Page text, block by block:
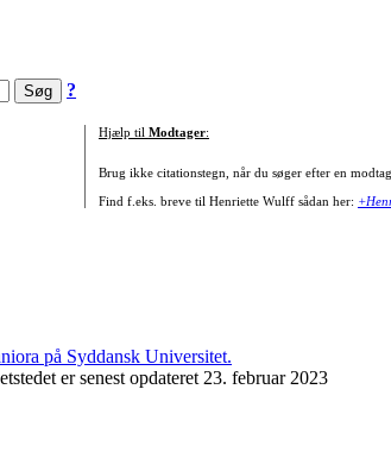
?
Hjælp til Modtager:
Brug ikke citationstegn, når du søger efter en
Find f.eks. breve til Henriette Wulff sådan her:
er senest opdateret 23. februar 2023